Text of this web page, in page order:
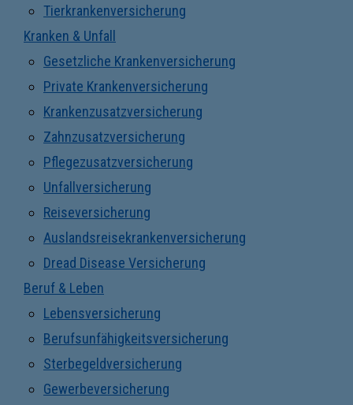
Tierkrankenversicherung
Kranken & Unfall
Gesetzliche Krankenversicherung
Private Krankenversicherung
Krankenzusatzversicherung
Zahnzusatzversicherung
Pflegezusatzversicherung
Unfallversicherung
Reiseversicherung
Auslandsreisekrankenversicherung
Dread Disease Versicherung
Beruf & Leben
Lebensversicherung
Berufsunfähigkeitsversicherung
Sterbegeldversicherung
Gewerbeversicherung